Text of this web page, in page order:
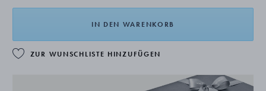
IN DEN WARENKORB
ZUR WUNSCHLISTE HINZUFÜGEN